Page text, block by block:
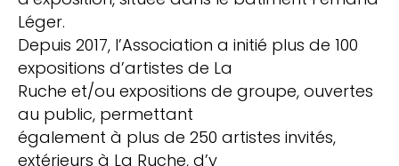
Léger.
Depuis 2017, l’Association a initié plus de 100
expositions d’artistes de La
Ruche et/ou expositions de groupe, ouvertes
au public, permettant
également à plus de 250 artistes invités,
extérieurs à La Ruche, d’y